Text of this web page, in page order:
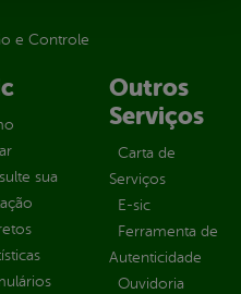
e Controle
sua
Outros
Serviços
Carta de
Serviços
E-sic
Ferramenta de
Autenticidade
Ouvidoria